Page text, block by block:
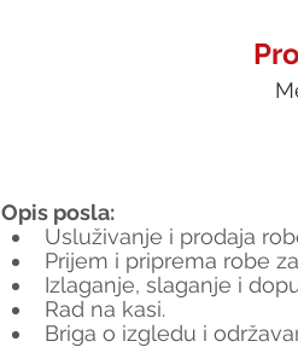
Opis posla:
Usluživanje i prodaja
Prijem i priprema robe
Izlaganje, slaganje i
Rad na kasi.
Briga o izgledu i